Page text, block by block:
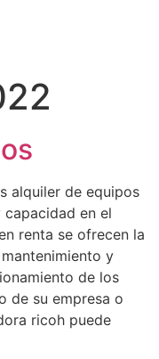
alquiler de equipos
en el
renta se ofrecen la
y
de los
de su empresa o
ricoh puede